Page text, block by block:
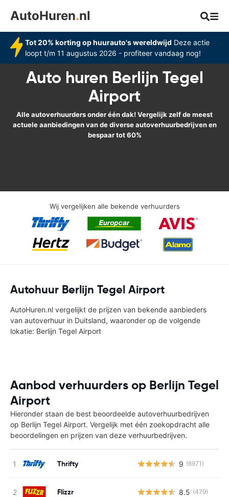
AutoHuren.nl
Tot 20% korting op huurauto's wereldwijd Deze actie
loopt t/m 11 augustus 2026 - profiteer vandaag nog!
Auto huren Berlijn Tegel
Airport
Alle autoverhuurders onder één dak! Vergelijk zelf de meest
actuele aanbiedingen van de diverse autoverhuurbedrijven en
bespaar tot 60%
Wij vergelijken alle bekende verhuurders
Autohuur Berlijn Tegel Airport
AutoHuren.nl vergelijkt de prijzen van bekende aanbieders
van autoverhuur in Duitsland, waaronder op de volgende
lokatie: Berlijn Tegel Airport
Aanbod verhuurders op Berlijn Tegel
Airport
Hieronder staan de best beoordeelde autoverhuurbedrijven
op Berlijn Tegel Airport. Vergelijk met één zoekopdracht alle
beoordelingen en prijzen van deze verhuurbedrijven.
Thrifty 9 (6971)
Flizzr 8.5 (479)